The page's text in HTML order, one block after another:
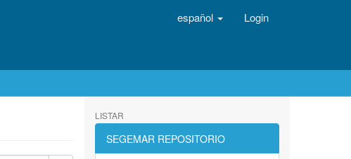
español Login
LISTAR
SEGEMAR REPOSITORIO